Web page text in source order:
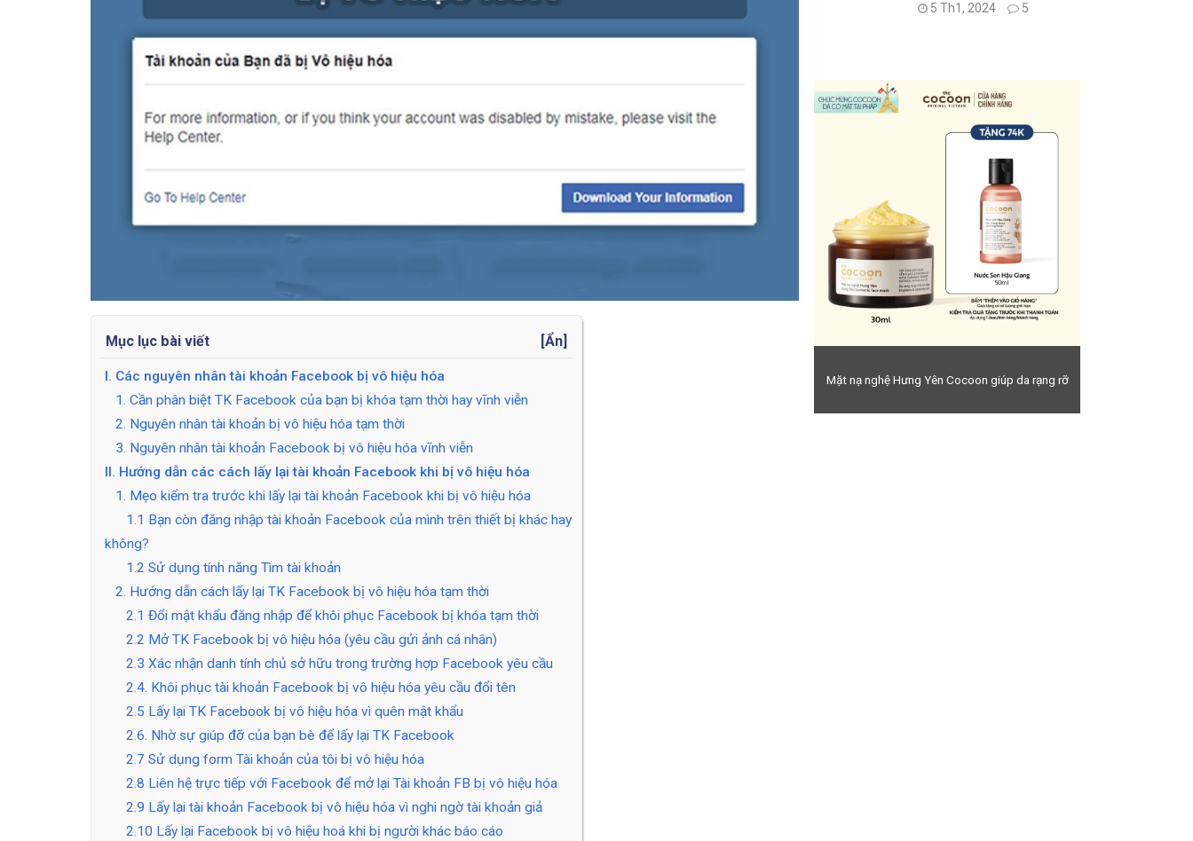
Mục lục bài viết Ẩn
I. Các nguyên nhân tài khoản Facebook bị vô hiệu hóa
1. Cần phân biệt TK Facebook của bạn bị khóa tạm thời hay vĩnh viễn
2. Nguyên nhân tài khoản bị vô hiệu hóa tạm thời
3. Nguyên nhân tài khoản Facebook bị vô hiệu hóa vĩnh viễn
II. Hướng dẫn các cách lấy lại tài khoản Facebook khi bị vô hiệu hóa
1. Mẹo kiểm tra trước khi lấy lại tài khoản Facebook khi bị vô hiệu hóa
1.1 Bạn còn đăng nhập tài khoản Facebook của mình trên thiết bị khác hay
không?
1.2 Sử dụng tính năng Tìm tài khoản
2. Hướng dẫn cách lấy lại TK Facebook bị vô hiệu hóa tạm thời
2.1 Đổi mật khẩu đăng nhập để khôi phục Facebook bị khóa tạm thời
2.2 Mở TK Facebook bị vô hiệu hóa (yêu cầu gửi ảnh cá nhân)
2.3 Xác nhận danh tính chủ sở hữu trong trường hợp Facebook yêu cầu
2.4. Khôi phục tài khoản Facebook bị vô hiệu hóa yêu cầu đổi tên
2.5 Lấy lại TK Facebook bị vô hiệu hóa vì quên mật khẩu
2.6. Nhờ sự giúp đỡ của bạn bè để lấy lại TK Facebook
2.7 Sử dụng form Tài khoản của tôi bị vô hiệu hóa
2.8 Liên hệ trực tiếp với Facebook để mở lại Tài khoản FB bị vô hiệu hóa
2.9 Lấy lại tài khoản Facebook bị vô hiệu hóa vì nghi ngờ tài khoản giả
2.10 Lấy lại Facebook bị vô hiệu hoá khi bị người khác báo cáo
5 Th1, 2024
5
Mặt nạ nghệ Hưng Yên Cocoon giúp da rạng rỡ